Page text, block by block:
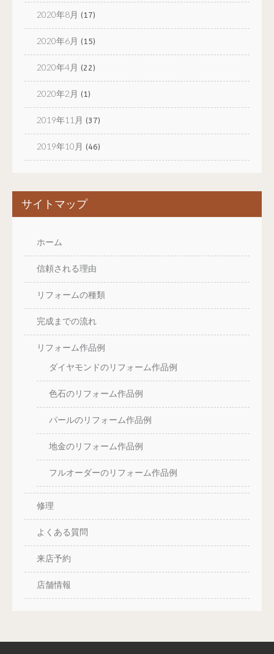
2020年8月 (17)
2020年6月 (15)
2020年4月 (22)
2020年2月 (1)
2019年11月 (37)
2019年10月 (46)
サイトマップ
ホーム
信頼される理由
リフォームの種類
完成までの流れ
リフォーム作品例
ダイヤモンドのリフォーム作品例
色石のリフォーム作品例
パールのリフォーム作品例
地金のリフォーム作品例
フルオーダーのリフォーム作品例
修理
よくある質問
来店予約
店舗情報